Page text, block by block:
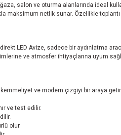
salon ve oturma alanlarında ideal
maksimum netlik sunar. Özellikle
LED Avize, sadece bir aydınlatma
ve atmosfer ihtiyaçlarına uyum
ve modern çizgiyi bir araya
ve test edilir.
olur.